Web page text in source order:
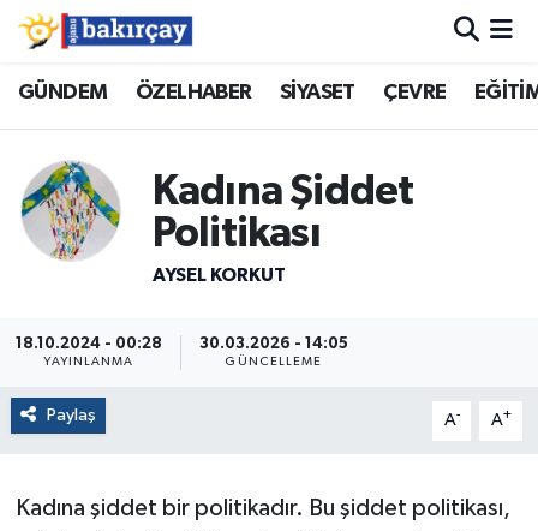
GÜNDEM ÖZELHABER SİYASET ÇEVRE
Kadına Şiddet
Politikası
AYSEL KORKUT
18.10.2024 - 00:28
YAYINLANMA
30.03.2026 - 14:05
GÜNCELLEME
Paylaş A- A+
Kadına şiddet bir politikadır. Bu şiddet politikası,
İzmir Nöbetçi Eczaneler
İzmir Namaz Vakitleri
İzmir Trafik Yoğunluk Haritası
Süper Lig Puan Durumu ve Fikstür
Tüm Manşetler
Haber Arşivi